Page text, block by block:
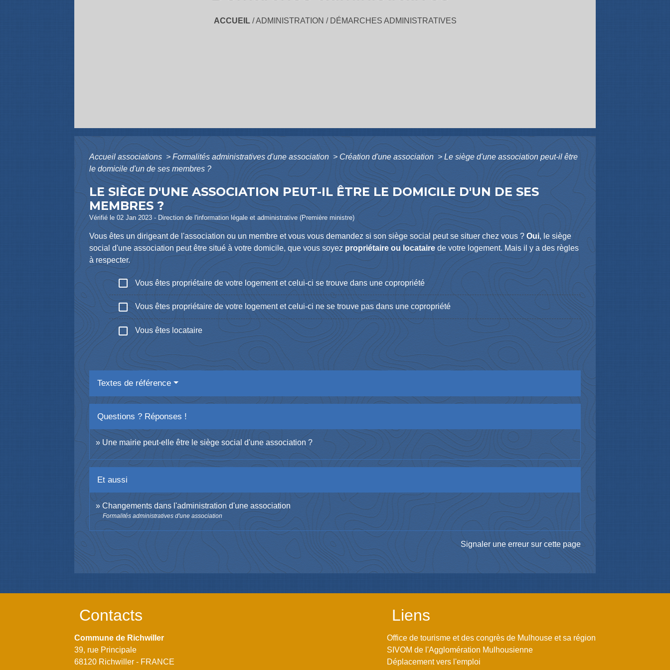
ACCUEIL/ADMINISTRATION / DÉMARCHES ADMINISTRATIVES
Accueil associations > Formalités administratives d'une association > Création d'une association > Le siège d'une association peut-il être
le domicile d'un de ses membres ?
LE SIÈGE D'UNE ASSOCIATION PEUT-IL ÊTRE LE DOMICILE D'UN DE SES
MEMBRES ?
Vérifié le 02 Jan 2023 - Direction de l'information légale et administrative (Première ministre)
Vous êtes un dirigeant de l'association ou un membre et vous vous demandez si son siège social peut se situer chez vous ?Oui, le siège
social d'une association peut être situé à votre domicile, que vous soyez propriétaire ou locatairede votre logement. Mais il y a des règles
à respecter.
check_box_outline_blank Vous êtes propriétaire de votre logement et celui-ci se trouve dans une copropriété
check_box_outline_blank Vous êtes propriétaire de votre logement et celui-ci ne se trouve pas dans une copropriété
check_box_outline_blank Vous êtes locataire
Textes de référence
Questions ? Réponses !
Une mairie peut-elle être le siège social d'une association ?
Et aussi
Changements dans l'administration d'une association
Formalités administratives d'une association
Signaler une erreur sur cette page
Contacts
Commune de Richwiller
39, rue Principale
68120 Richwiller - FRANCE
Liens
Office de tourisme et des congrès de Mulhouse et sa région
SIVOM de l'Agglomération Mulhousienne
Déplacement vers l'emploi